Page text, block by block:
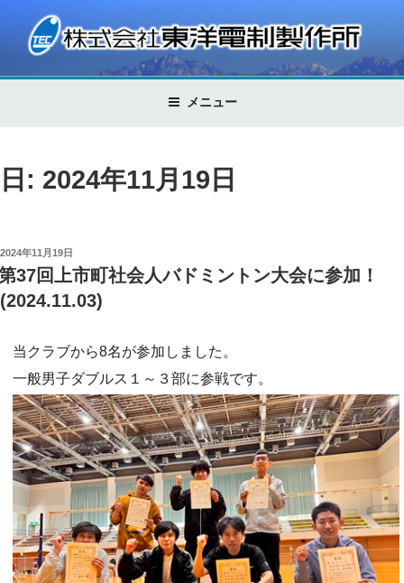
ン
ッ
株式会社東洋電制製作所
Control Technology
メニュー
日: 2024年11月19日
投
稿
日:
2024年11月19日
37回上市町社会人バドミントン大会に参加！
(2024.11.03)
当クラブから8名が参加しました。
一般男子ダブルス１～３部に参戦です。